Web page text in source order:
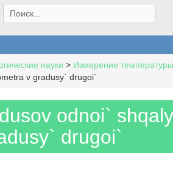
e
a
h
f
:
науки > Измерение
v gradusy` drugoi`
odnoi`
drugoi`